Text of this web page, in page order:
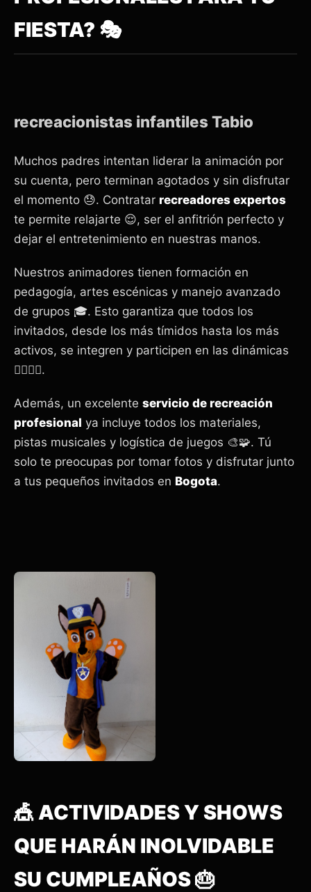
FIESTA? 🎭
recreacionistas infantiles Tabio
Muchos padres intentan liderar la animación por
su cuenta, pero terminan agotados y sin disfrutar
el momento 😓. Contratar recreadores expertos
te permite relajarte 😌, ser el anfitrión perfecto y
dejar el entretenimiento en nuestras manos.
Nuestros animadores tienen formación en
pedagogía, artes escénicas y manejo avanzado
de grupos 🎓. Esto garantiza que todos los
invitados, desde los más tímidos hasta los más
activos, se integren y participen en las dinámicas
🏃‍♀️🏃‍♂️.
Además, un excelente servicio de recreación
profesional ya incluye todos los materiales,
pistas musicales y logística de juegos 🎨🧩. Tú
solo te preocupas por tomar fotos y disfrutar junto
a tus pequeños invitados en Bogota.
🎪 ACTIVIDADES Y SHOWS
QUE HARÁN INOLVIDABLE
SU CUMPLEAÑOS 🎂